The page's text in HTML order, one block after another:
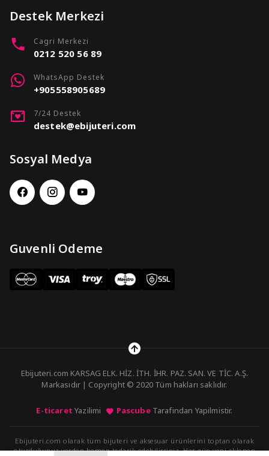
Destek Merkezi
Cagri Merkezi
0212 520 56 89
WhatsApp Destek
+905558905689
7/24 Destek
destek@ebijuteri.com
Sosyal Medya
Guvenli Odeme
Ebijuteri.com KARSAG ELK. HİZ. İTH. İHR. PAZ. SAN. VE TİC. A.Ş.
Markasıdır | Copyright © 2020 Tüm hakları saklıdır.
E-ticaret Yazilimi PascubeTarafindan Yapilmistir.
Ebijuteri.com olarak tüm bijuteri ve aksesuar ürünlerini toptan olarak
oturduğunuz yerden hemen tedarik edebilirsiniz. Her gün yeni eklenen